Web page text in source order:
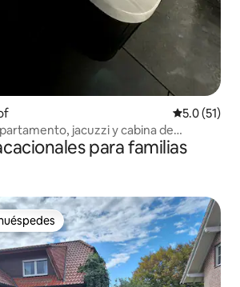
Calificación
5.0 (51)
jacuzzi y cabina de
para familias
preferido